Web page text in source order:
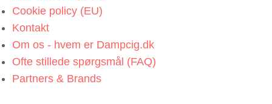
Cookie policy (EU)
Kontakt
Om os - hvem er Dampcig.dk
Ofte stillede spørgsmål (FAQ)
Partners & Brands